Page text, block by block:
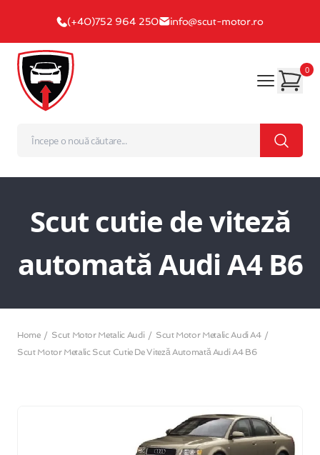
(+40)752 964 250 info@scut-motor.ro
0
Scut cutie de viteză
automată Audi A4 B6
Home Scut Motor Metalic Audi
Scut Motor Metalic Audi A4
Scut Motor Metalic Scut Cutie De Viteză Automată Audi A4 B6